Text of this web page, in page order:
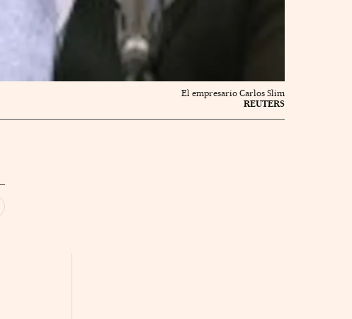
El empresario Carlos Slim
REUTERS